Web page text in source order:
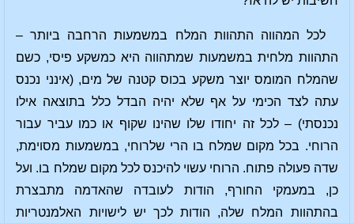
לכל המהווה התהוות המלח במשמעות הרחבה ביותר –
התהוות מלחית במשמעות שמתהווה היא כמשקע פיסי, כשם
שהמלח המומס יוצר משקע בכוס קטנה של מים, (אינני נכנס
עתה לצד הכימי על אף שלא יהיה הבדל כלל בתוצאה אילו
נכנסתי) – לכל זה יחודו שלו שהינו שקוף או כמו עביר עבור
הרוחי. בכל מקום שמלח בו הרי שלרוחי, במשמעות מסוימת,
שדה פעולה פתוח. הרוחי עשוי להיכנס לכל מקום שמלח בו. ועל
כן, במעמקי החורף, הודות לעובדה שהאדמה מתבצרת
בהתהוות המלח שלה, הודות לכך יש לישויות האלמנטריות